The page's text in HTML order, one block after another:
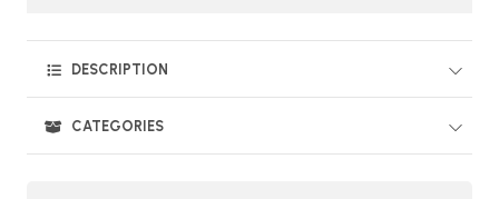
DESCRIPTION
CATEGORIES